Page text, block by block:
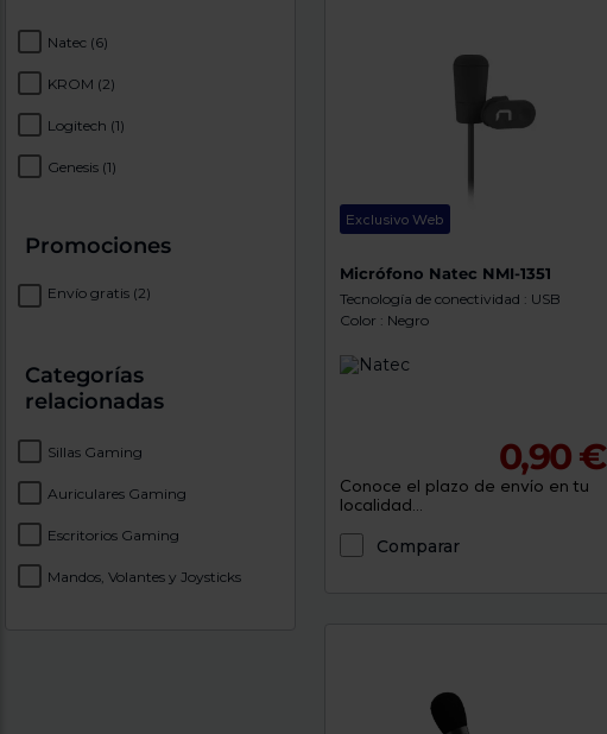
Natec (6)
KROM (2)
Logitech (1)
Genesis (1)
Promociones
Envío gratis (2)
Categorías
relacionadas
Sillas Gaming
Auriculares Gaming
Escritorios Gaming
Mandos, Volantes y Joysticks
Exclusivo Web
Micrófono Natec NMI-1351
Tecnología de conectividad : USB
Color : Negro
0,90 €
Conoce el plazo de envío en tu
localidad...
Comparar